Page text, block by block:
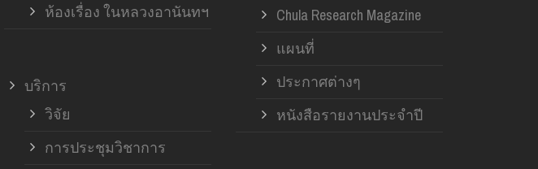
ห้องเรื่อง ในหลวงอานันทฯ
บริการ
วิจัย
การประชุมวิชาการ
Chula Research Magazine
แผนที่
ประกาศต่างๆ
หนังสือรายงานประจำปี